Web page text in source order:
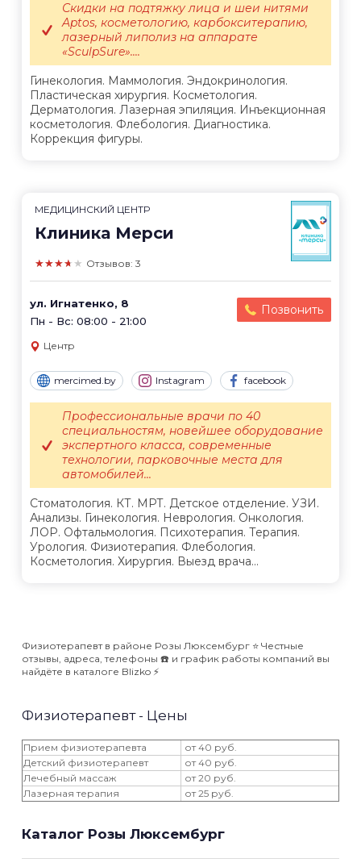
Гинекология. Маммология. Эндокринология.
Пластическая хирургия. Косметология.
Дерматология. Лазерная эпиляция. Инъекционная
косметология. Флебология. Диагностика.
Коррекция фигуры.
Скидки на подтяжку лица и шеи нитями
Aptos, косметологию, карбокситерапию,
лазерный липолиз на аппарате
«SculpSure»....
МЕДИЦИНСКИЙ ЦЕНТР
Клиника Мерси
★★★★★ Отзывов: 3
ул. Игнатенко, 8
Пн - Вс: 08:00 - 21:00
Позвонить
Центр
mercimed.by Instagram facebook
Стоматология. КТ. МРТ. Детское отделение. УЗИ.
Анализы. Гинекология. Неврология. Онкология.
ЛОР. Офтальмология. Психотерапия. Терапия.
Урология. Физиотерапия. Флебология.
Косметология. Хирургия. Выезд врача...
Профессиональные врачи по 40
специальностям, новейшее оборудование
экспертного класса, современные
технологии, парковочные места для
автомобилей...
Физиотерапевт в районе Розы Люксембург ⭐️ Честные
отзывы, адреса, телефоны ☎️ и график работы компаний вы
найдёте в каталоге Blizko ⚡️
Физиотерапевт - Цены
Прием физиотерапевта
от 40 руб.
Детский физиотерапевт
от 40 руб.
Лечебный массаж
от 20 руб.
Лазерная терапия
от 25 руб.
Каталог Розы Люксембург